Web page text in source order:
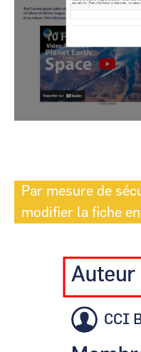
Par mesure de
modifier la fiche
Image